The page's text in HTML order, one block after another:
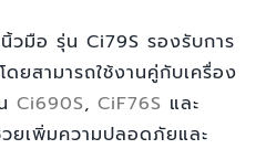
วมือ รุ่น Ci79S รองรับการ
ยสามารถใช้งานคู่กับเครื่อง
Ci690S, CiF76S และ
ยเพิ่มความปลอดภัยและ